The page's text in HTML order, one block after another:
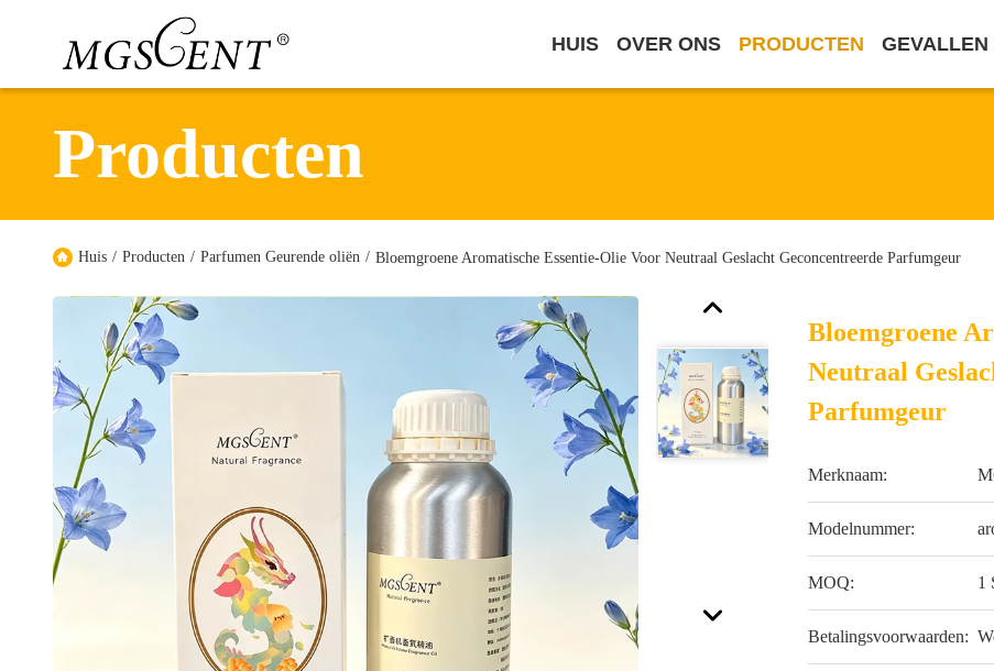
HUIS OVER ONS PRODUCTEN GEVALLEN
Producten
Huis / Producten / Parfumen Geurende oliën / Bloemgroene Aromatische Essentie-Olie Voor Neutraal Geslacht Geconcentreerde Parfumgeur
Bloemgroene
Neutraal
Parfumgeur
Merknaam:
Modelnummer:
MOQ: 1
Betalingsvoorwaarden: